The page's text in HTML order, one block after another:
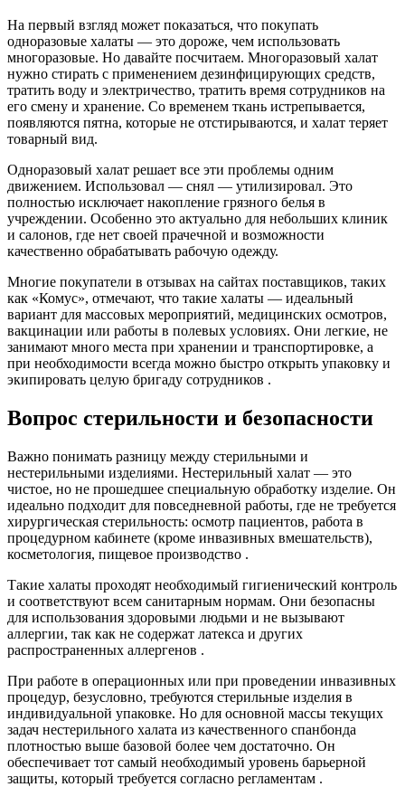
На первый взгляд может показаться, что покупать
одноразовые халаты — это дороже, чем использовать
многоразовые. Но давайте посчитаем. Многоразовый халат
нужно стирать с применением дезинфицирующих средств,
тратить воду и электричество, тратить время сотрудников на
его смену и хранение. Со временем ткань истрепывается,
появляются пятна, которые не отстирываются, и халат теряет
товарный вид.
Одноразовый халат решает все эти проблемы одним
движением. Использовал — снял — утилизировал. Это
полностью исключает накопление грязного белья в
учреждении. Особенно это актуально для небольших клиник
и салонов, где нет своей прачечной и возможности
качественно обрабатывать рабочую одежду.
Многие покупатели в отзывах на сайтах поставщиков, таких
как «Комус», отмечают, что такие халаты — идеальный
вариант для массовых мероприятий, медицинских осмотров,
вакцинации или работы в полевых условиях. Они легкие, не
занимают много места при хранении и транспортировке, а
при необходимости всегда можно быстро открыть упаковку и
экипировать целую бригаду сотрудников .
Вопрос стерильности и безопасности
Важно понимать разницу между стерильными и
нестерильными изделиями. Нестерильный халат — это
чистое, но не прошедшее специальную обработку изделие. Он
идеально подходит для повседневной работы, где не требуется
хирургическая стерильность: осмотр пациентов, работа в
процедурном кабинете (кроме инвазивных вмешательств),
косметология, пищевое производство .
Такие халаты проходят необходимый гигиенический контроль
и соответствуют всем санитарным нормам. Они безопасны
для использования здоровыми людьми и не вызывают
аллергии, так как не содержат латекса и других
распространенных аллергенов .
При работе в операционных или при проведении инвазивных
процедур, безусловно, требуются стерильные изделия в
индивидуальной упаковке. Но для основной массы текущих
задач нестерильного халата из качественного спанбонда
плотностью выше базовой более чем достаточно. Он
обеспечивает тот самый необходимый уровень барьерной
защиты, который требуется согласно регламентам .